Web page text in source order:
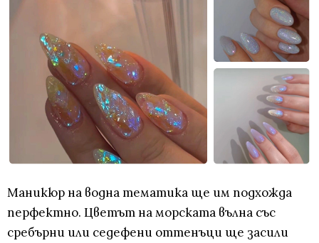
Маникюр на водна тематика ще им подхожда
перфектно. Цветът на морската вълна със
сребърни или седефени оттенъци ще засили